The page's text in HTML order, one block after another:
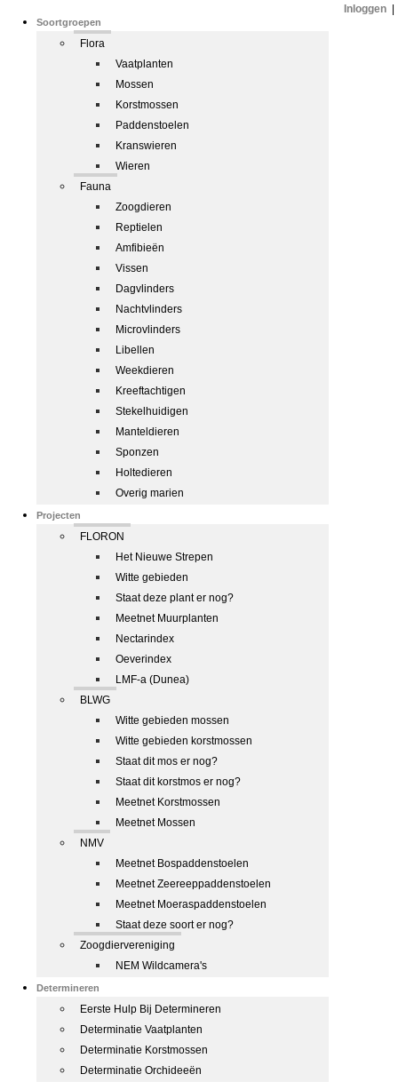
Soortgroepen
Flora
Vaatplanten
Mossen
Korstmossen
Paddenstoelen
Kranswieren
Wieren
Fauna
Zoogdieren
Reptielen
Amfibieën
Vissen
Dagvlinders
Nachtvlinders
Microvlinders
Libellen
Weekdieren
Kreeftachtigen
Stekelhuidigen
Manteldieren
Sponzen
Holtedieren
Overig marien
Projecten
FLORON
Het Nieuwe Strepen
Witte gebieden
Staat deze plant er nog?
Meetnet Muurplanten
Nectarindex
Oeverindex
LMF-a (Dunea)
BLWG
Witte gebieden mossen
Witte gebieden korstmossen
Staat dit mos er nog?
Staat dit korstmos er nog?
Meetnet Korstmossen
Meetnet Mossen
NMV
Meetnet Bospaddenstoelen
Meetnet Zeereeppaddenstoelen
Meetnet Moeraspaddenstoelen
Staat deze soort er nog?
Zoogdiervereniging
NEM Wildcamera's
Determineren
Eerste Hulp Bij Determineren
Determinatie Vaatplanten
Determinatie Korstmossen
Determinatie Orchideeën
Inloggen